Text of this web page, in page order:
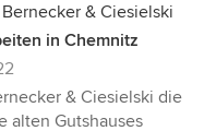
& Ciesielski
in Chemnitz
& Ciesielski die
alten Gutshauses